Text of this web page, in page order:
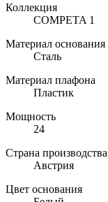
Коллекция
COMPETA 1
Материал основания
Сталь
Материал плафона
Пластик
Мощность
24
Страна производства
Австрия
Цвет основания